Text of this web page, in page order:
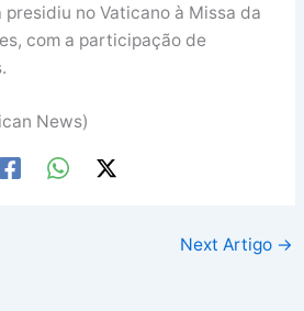
presidiu no Vaticano à Missa da
com a participação de
News)
Next Artigo →